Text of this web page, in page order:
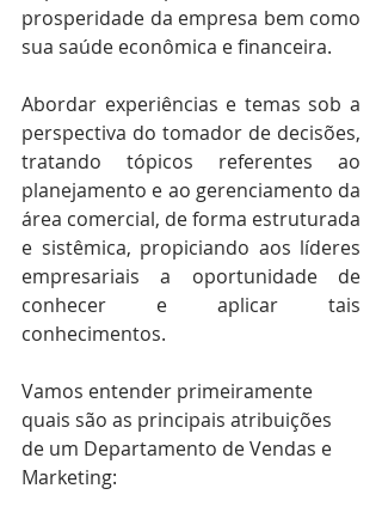
prosperidade da empresa bem como
sua saúde econômica e financeira.
Abordar experiências e temas sob a
perspectiva do tomador de decisões,
tratando tópicos referentes ao
planejamento e ao gerenciamento da
área comercial, de forma estruturada
e sistêmica, propiciando aos líderes
empresariais a oportunidade de
conhecer e aplicar tais
conhecimentos.
Vamos entender primeiramente
quais são as principais atribuições
de um Departamento de Vendas e
Marketing: